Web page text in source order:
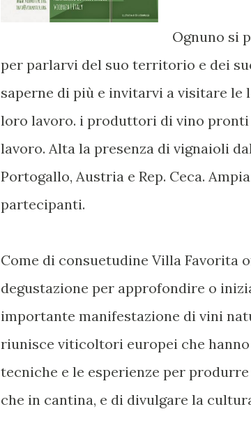
Ognuno si
per parlarvi del suo territorio e dei
saperne di più e invitarvi a visitare
loro lavoro. i produttori di vino
lavoro. Alta la presenza di vignaioli
Portogallo, Austria e Rep. Ceca.
partecipanti.
Come di consuetudine Villa
degustazione per approfondire o
importante manifestazione di vini
riunisce viticoltori europei che
tecniche e le esperienze per
che in cantina, e di divulgare la